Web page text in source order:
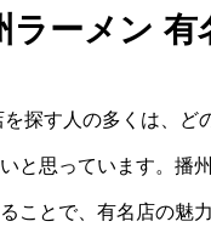
ラーメン 有
探す人の多くは、ど
と思っています。播
ことで、有名店の魅